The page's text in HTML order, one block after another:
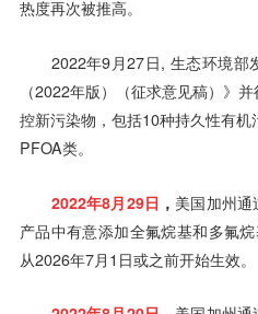
热度再次被推高。
2022年9月27日, 生态环境部
（2022年版）（征求意见稿）》
控新污染物，包括10种持久性有
PFOA类。
2022年8月29日 ， 美国加州
产品中有意添加全氟烷基和多氟
从2026年7月1日或之前开始生效。